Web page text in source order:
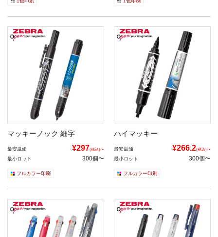
マッキーノック 細字
最安単価 ¥297(税込)〜
最小ロット 300個〜
フルカラー印刷
ハイマッキー
最安単価 ¥266.2(税込)〜
最小ロット 300個〜
フルカラー印刷